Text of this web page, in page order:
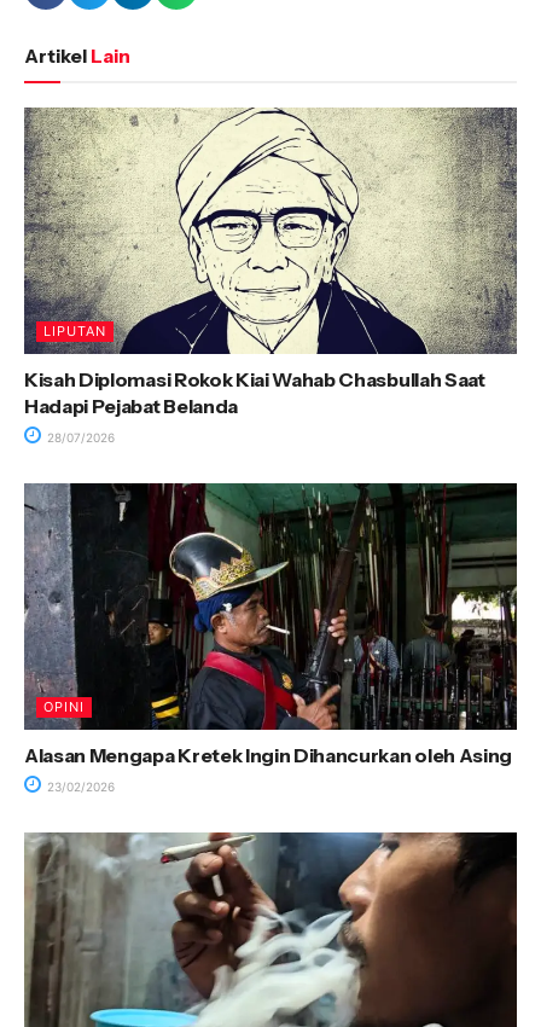
Artikel Lain
LIPUTAN
Kisah Diplomasi Rokok Kiai Wahab Chasbullah Saat
Hadapi Pejabat Belanda
28/07/2026
OPINI
Alasan Mengapa Kretek Ingin Dihancurkan oleh Asing
23/02/2026